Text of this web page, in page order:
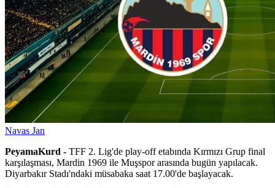
Navas Jan
PeyamaKurd - TFF 2. Lig'de play-off etabında Kırmızı Grup final
karşılaşması, Mardin 1969 ile Muşspor arasında bugün yapılacak.
Diyarbakır Stadı'ndaki müsabaka saat 17.00'de başlayacak.